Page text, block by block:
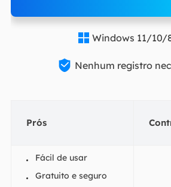
 Windows 11/10/
 Nenhum registro
Prós
Fácil de usar
Gratuito e seguro